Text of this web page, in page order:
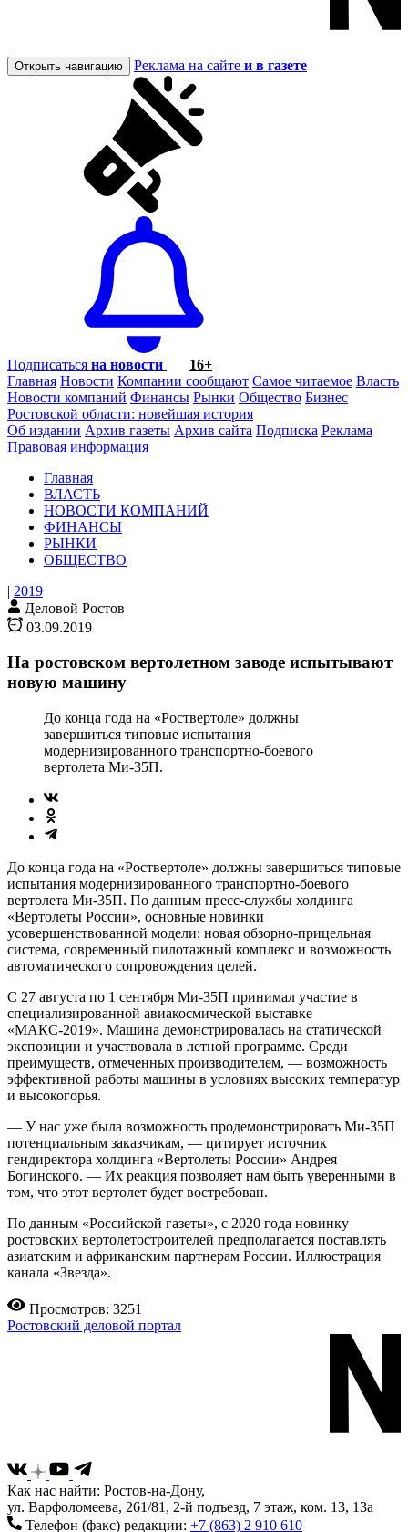
Открыть навигацию Реклама на сайте и в газете
Подписаться на новости
16+
Главная Новости Компании сообщают Самое читаемое Власть
Новости компаний Финансы Рынки Общество Бизнес
Ростовской области: новейшая история
Об издании Архив газеты Архив сайта Подписка Реклама
Правовая информация
Главная
ВЛАСТЬ
НОВОСТИ КОМПАНИЙ
ФИНАНСЫ
РЫНКИ
ОБЩЕСТВО
| 2019
Деловой Ростов
03.09.2019
На ростовском вертолетном заводе испытывают
новую машину
До конца года на «Роствертоле» должны
завершиться типовые испытания
модернизированного транспортно-боевого
вертолета Ми-35П.
До конца года на «Роствертоле» должны завершиться типовые
испытания модернизированного транспортно-боевого
вертолета Ми-35П. По данным пресс-службы холдинга
«Вертолеты России», основные новинки
усовершенствованной модели: новая обзорно-прицельная
система, современный пилотажный комплекс и возможность
автоматического сопровождения целей.
C 27 августа по 1 сентября Ми-35П принимал участие в
специализированной авиакосмической выставке
«МАКС-2019». Машина демонстрировалась на статической
экспозиции и участвовала в летной программе. Среди
преимуществ, отмеченных производителем, — возможность
эффективной работы машины в условиях высоких температур
и высокогорья.
— У нас уже была возможность продемонстрировать Ми-35П
потенциальным заказчикам, — цитирует источник
гендиректора холдинга «Вертолеты России» Андрея
Богинского. — Их реакция позволяет нам быть уверенными в
том, что этот вертолет будет востребован.
По данным «Российской газеты», с 2020 года новинку
ростовских вертолетостроителей предполагается поставлять
азиатским и африканским партнерам России. Иллюстрация
канала «Звезда».
Просмотров: 3251
Ростовский деловой портал
Как нас найти: Ростов-на-Дону,
ул. Варфоломеева, 261/81, 2-й подъезд, 7 этаж, ком. 13, 13а
Телефон (факс) редакции: +7 (863) 2 910 610